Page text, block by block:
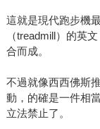
這就是現代跑步機
（treadmill）的英
合而成。
不過就像西西佛斯
動，的確是一件相
立法禁止了。